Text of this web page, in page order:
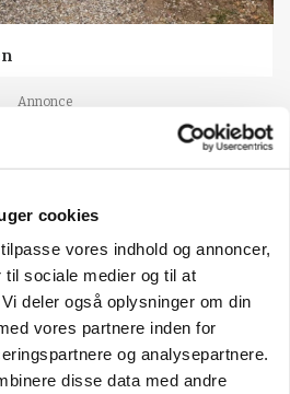
cookies
vores indhold og annoncer,
sociale medier og til at
deler også oplysninger om din
vores partnere inden for
og analysepartnere.
disse data med andre
Annonce